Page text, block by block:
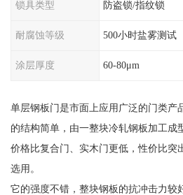
锁具类型 防盗锁/指纹锁
耐腐蚀等级 500小时盐雾测试
涂层厚度 60-80μm
单层钢板门是市面上应用广泛的门类产
的结构简单，由一整块冷轧钢板加工成
价格比复合门、实木门更低，性价比突
选用。
它的强度不错，整块钢板的抗冲击力较